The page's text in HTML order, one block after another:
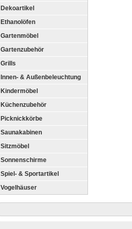
Dekoartikel
Ethanolöfen
Gartenmöbel
Gartenzubehör
Grills
Innen- & Außenbeleuchtung
Kindermöbel
Küchenzubehör
Picknickkörbe
Saunakabinen
Sitzmöbel
Sonnenschirme
Spiel- & Sportartikel
Vogelhäuser